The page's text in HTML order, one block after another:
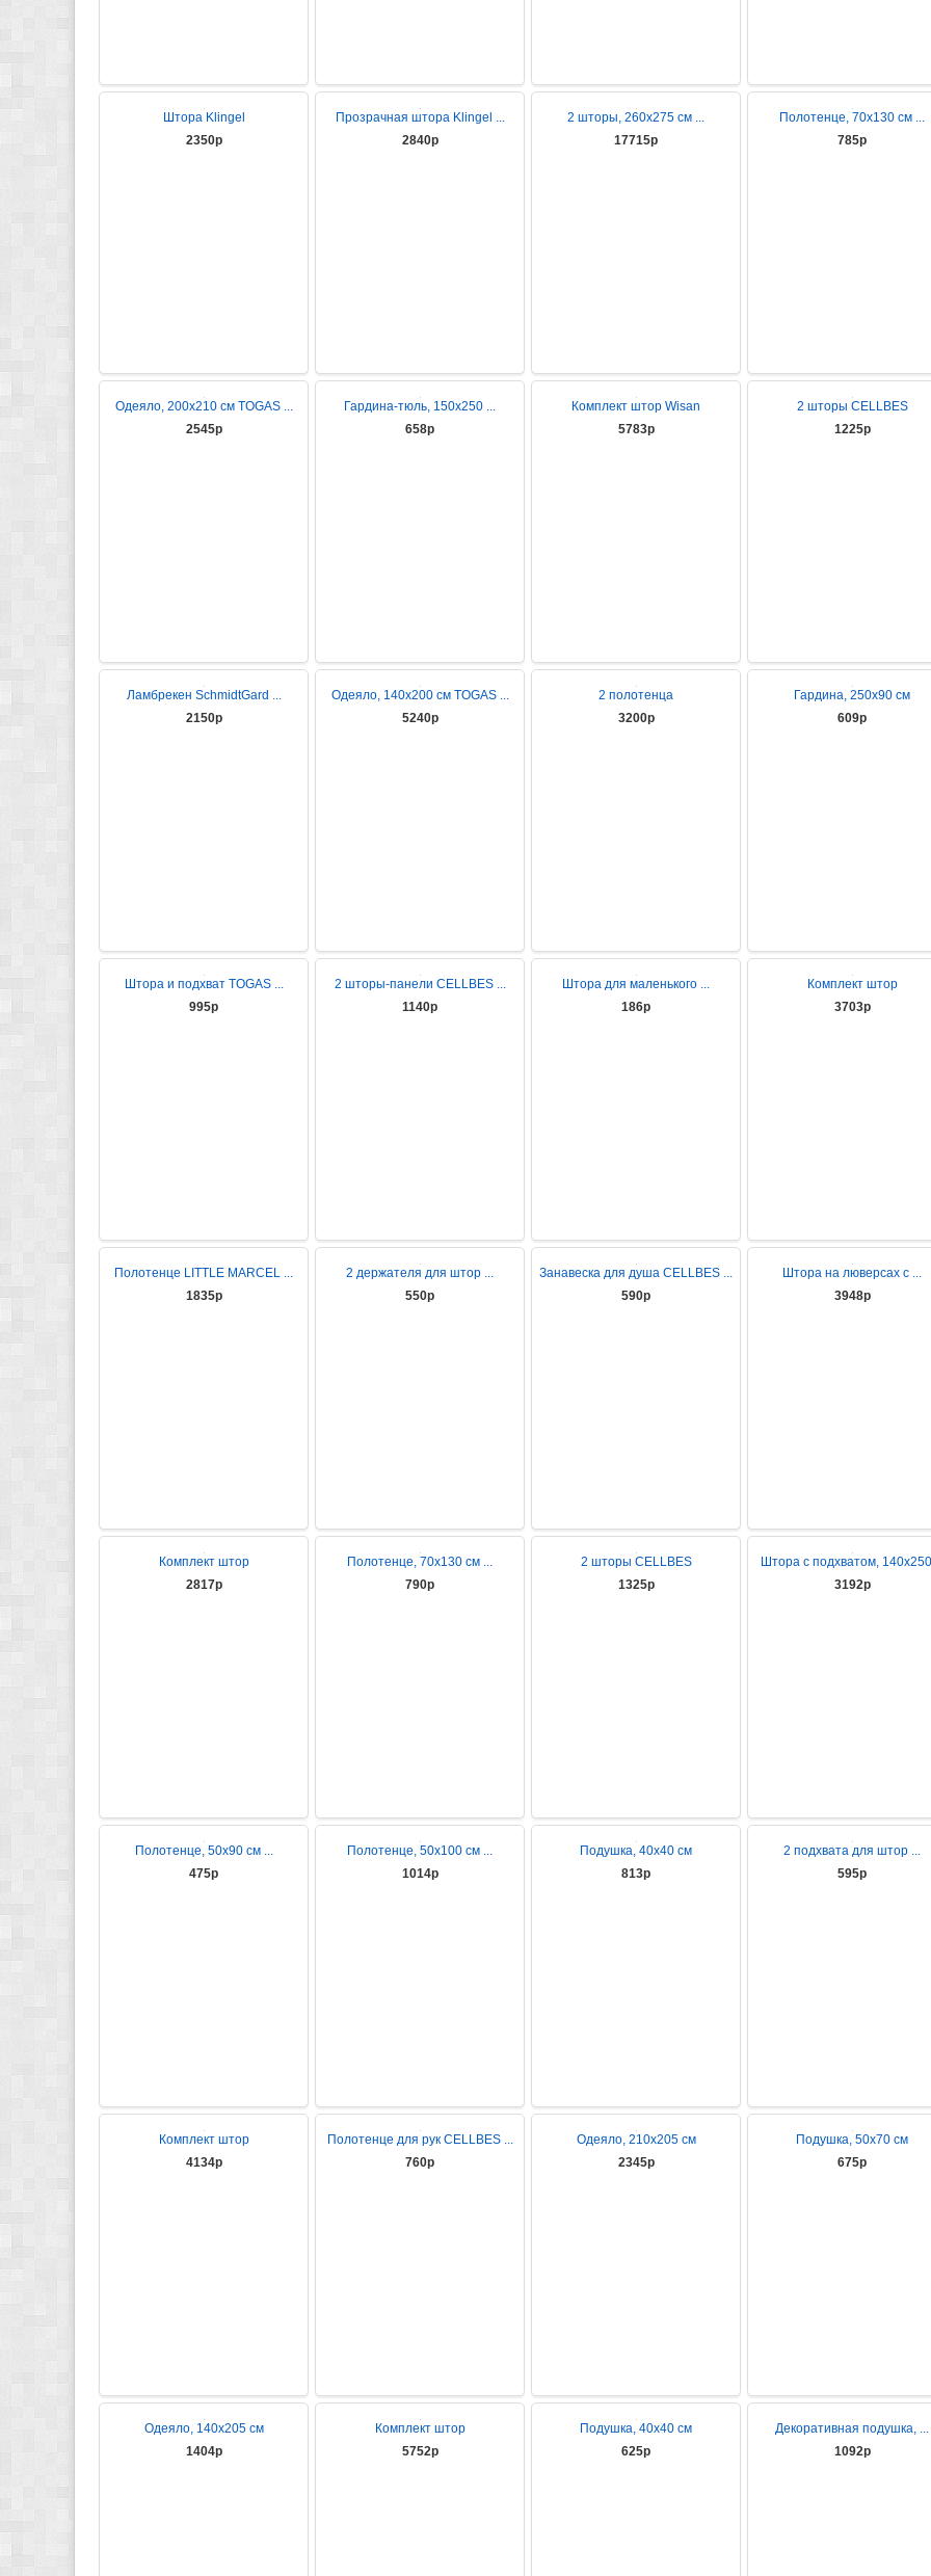
Штора Klingel
2350р
Прозрачная штора Klingel ...
2840р
2 шторы, 260x275 см ...
17715р
Полотенце, 70x130 см ...
785р
Одеяло, 200х210 см TOGAS ...
2545р
Гардина-тюль, 150х250 ...
658р
Комплект штор Wisan
5783р
2 шторы CELLBES
1225р
Ламбрекен SchmidtGard ...
2150р
Одеяло, 140x200 см TOGAS ...
5240р
2 полотенца
3200р
Гардина, 250х90 см
609р
Штора и подхват TOGAS ...
995р
2 шторы-панели CELLBES ...
1140р
Штора для маленького ...
186р
Комплект штор
3703р
Полотенце LITTLE MARCEL ...
1835р
2 держателя для штор ...
550р
Занавеска для душа CELLBES ...
590р
Штора на люверсах с ...
3948р
Комплект штор
2817р
Полотенце, 70x130 см ...
790р
2 шторы CELLBES
1325р
Штора с подхватом,
3192р
Полотенце, 50х90 см ...
475р
Полотенце, 50x100 см ...
1014р
Подушка, 40х40 см
813р
2 подхвата для штор ...
595р
Комплект штор
4134р
Полотенце для рук CELLBES ...
760р
Одеяло, 210х205 см
2345р
Подушка, 50х70 см
675р
Одеяло, 140х205 см
1404р
Комплект штор
5752р
Подушка, 40х40 см
625р
Декоративная подушка, ...
1092р